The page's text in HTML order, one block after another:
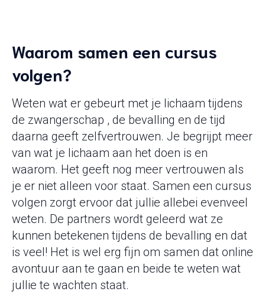
Waarom samen een cursus
volgen?
Weten wat er gebeurt met je lichaam tijdens
de zwangerschap , de bevalling en de tijd
daarna geeft zelfvertrouwen. Je begrijpt meer
van wat je lichaam aan het doen is en
waarom. Het geeft nog meer vertrouwen als
je er niet alleen voor staat. Samen een cursus
volgen zorgt ervoor dat jullie allebei evenveel
weten. De partners wordt geleerd wat ze
kunnen betekenen tijdens de bevalling en dat
is veel! Het is wel erg fijn om samen dat online
avontuur aan te gaan en beide te weten wat
jullie te wachten staat.